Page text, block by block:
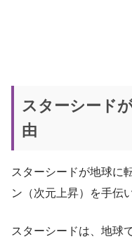
スターシード
由
スターシードが地球に
ン（次元上昇）を手伝
スターシードは、地球